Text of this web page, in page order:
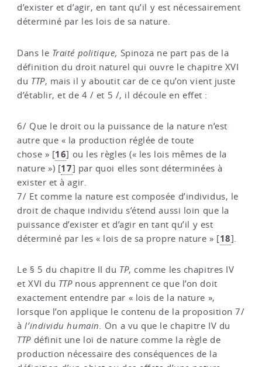
d’exister et d’agir, en tant qu’il y est nécessairement
déterminé par les lois de sa nature.
Dans le Traité politique, Spinoza ne part pas de la
définition du droit naturel qui ouvre le chapitre XVI
du TTP, mais il y aboutit car de ce qu’on vient juste
d’établir, et de 4 / et 5 /, il découle en effet :
6/ Que le droit ou la puissance de la nature n’est
autre que « la production réglée de toute
chose » [16] ou les règles (« les lois mêmes de la
nature ») [17] par quoi elles sont déterminées à
exister et à agir.
7/ Et comme la nature est composée d’individus, le
droit de chaque individu s’étend aussi loin que la
puissance d’exister et d’agir en tant qu’il y est
déterminé par les « lois de sa propre nature » [18].
Le § 5 du chapitre II du TP, comme les chapitres IV
et XVI du TTPnous apprennent ce que l’on doit
exactement entendre par « lois de la nature »,
lorsque l’on applique le contenu de la proposition 7/
àl’individu humain. On a vu que le chapitre IV du
TTPdéfinit une loi de nature comme la règle de
production nécessaire des conséquences de la